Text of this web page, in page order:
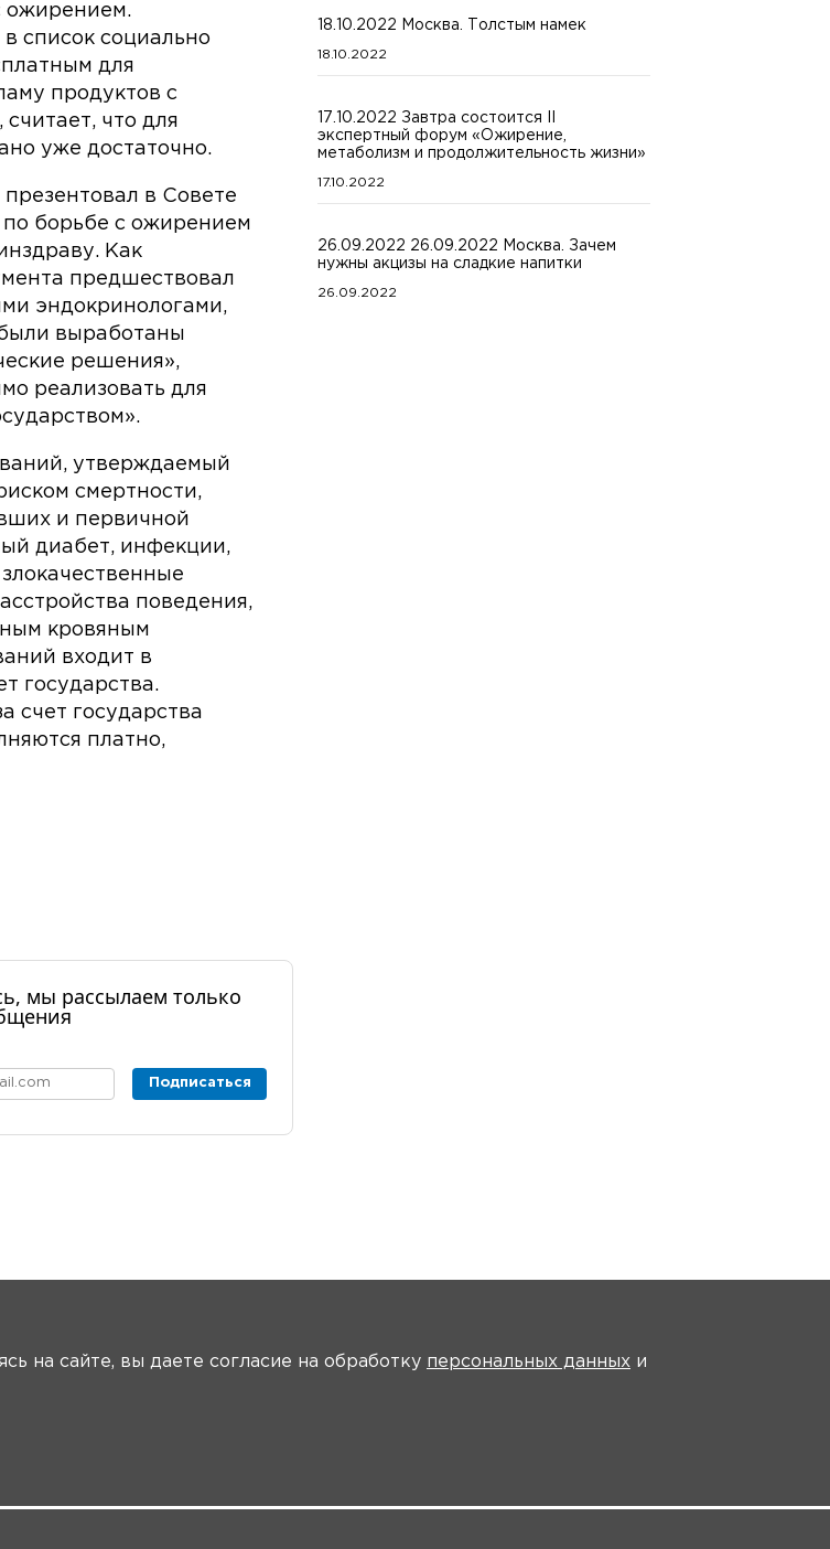
ожирением.
список социально
для
продуктов с
что для
уже достаточно.
в Совете
борьбе с ожирением
Как
предшествовал
эндокринологами,
выработаны
решения»,
реализовать для
утверждаемый
смертности,
и первичной
диабет, инфекции,
поведения,
кровяным
входит в
государства.
счет государства
платно,
18.10.2022 Москва. Толстым намек
18.10.2022
17.10.2022 Завтра состоится II
экспертный форум «Ожирение,
метаболизм и продолжительность жизни»
17.10.2022
26.09.2022 26.09.2022 Москва. Зачем
нужны акцизы на сладкие напитки
26.09.2022
мы рассылаем только
Подписаться
на сайте, вы даете согласие на обработку персональных данных и